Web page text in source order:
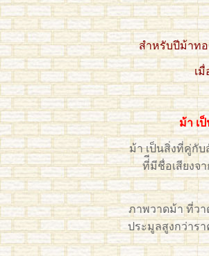
สำหรับปีม้าทอ
เมื่
ม้า เ
ม้า เป็นสิ่งที่คู่กั
ที่ีมีชื่อเสียงจ
ภาพวาดม้า ที่ว
ประมูลสูงกว่าร